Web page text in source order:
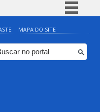
Simplifique!
Comunica BR
Participe
MAPA DO SITE